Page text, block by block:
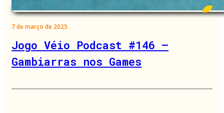
7 de março de 2025
Jogo Véio Podcast #146 –
Gambiarras nos Games